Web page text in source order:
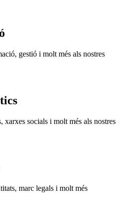
gestió i molt més als nostres
socials i molt més als nostres
marc legals i molt més